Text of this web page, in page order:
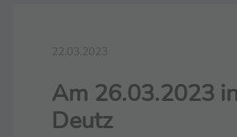
22.03.2023
Am 26.03.2023
Deutz